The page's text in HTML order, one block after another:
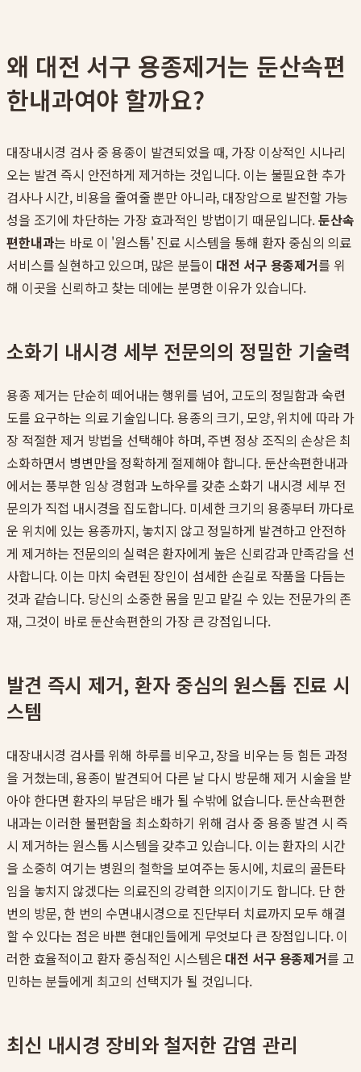
왜 대전 서구 용종제거는 둔산속편
한내과여야 할까요?
대장내시경 검사 중 용종이 발견되었을 때, 가장 이상적인 시나리
오는 발견 즉시 안전하게 제거하는 것입니다. 이는 불필요한 추가
검사나 시간, 비용을 줄여줄 뿐만 아니라, 대장암으로 발전할 가능
성을 조기에 차단하는 가장 효과적인 방법이기 때문입니다.둔산속
편한내과는 바로 이 '원스톱' 진료 시스템을 통해 환자 중심의 의료
서비스를 실현하고 있으며, 많은 분들이 대전 서구 용종제거를 위
해 이곳을 신뢰하고 찾는 데에는 분명한 이유가 있습니다.
소화기 내시경 세부 전문의의 정밀한 기술력
용종 제거는 단순히 떼어내는 행위를 넘어, 고도의 정밀함과 숙련
도를 요구하는 의료 기술입니다. 용종의 크기, 모양, 위치에 따라 가
장 적절한 제거 방법을 선택해야 하며, 주변 정상 조직의 손상은 최
소화하면서 병변만을 정확하게 절제해야 합니다. 둔산속편한내과
에서는 풍부한 임상 경험과 노하우를 갖춘 소화기 내시경 세부 전
문의가 직접 내시경을 집도합니다. 미세한 크기의 용종부터 까다로
운 위치에 있는 용종까지, 놓치지 않고 정밀하게 발견하고 안전하
게 제거하는 전문의의 실력은 환자에게 높은 신뢰감과 만족감을 선
사합니다. 이는 마치 숙련된 장인이 섬세한 손길로 작품을 다듬는
것과 같습니다. 당신의 소중한 몸을 믿고 맡길 수 있는 전문가의 존
재, 그것이 바로 둔산속편한의 가장 큰 강점입니다.
발견 즉시 제거, 환자 중심의 원스톱 진료 시
스템
대장내시경 검사를 위해 하루를 비우고, 장을 비우는 등 힘든 과정
을 거쳤는데, 용종이 발견되어 다른 날 다시 방문해 제거 시술을 받
아야 한다면 환자의 부담은 배가 될 수밖에 없습니다. 둔산속편한
내과는 이러한 불편함을 최소화하기 위해 검사 중 용종 발견 시 즉
시 제거하는 원스톱 시스템을 갖추고 있습니다. 이는 환자의 시간
을 소중히 여기는 병원의 철학을 보여주는 동시에, 치료의 골든타
임을 놓치지 않겠다는 의료진의 강력한 의지이기도 합니다. 단 한
번의 방문, 한 번의 수면내시경으로 진단부터 치료까지 모두 해결
할 수 있다는 점은 바쁜 현대인들에게 무엇보다 큰 장점입니다. 이
러한 효율적이고 환자 중심적인 시스템은 대전 서구 용종제거를 고
민하는 분들에게 최고의 선택지가 될 것입니다.
최신 내시경 장비와 철저한 감염 관리